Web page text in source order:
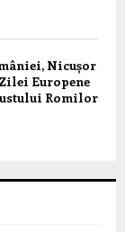
Nicușor
Europene
Romilor